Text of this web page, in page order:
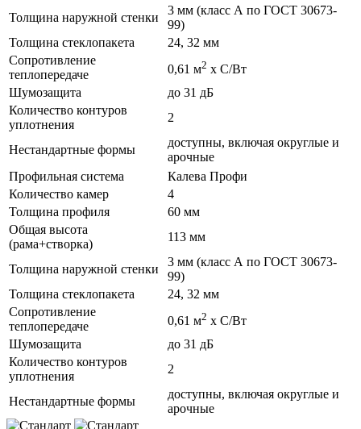
Толщина наружной стенки
3 мм (класс А по ГОСТ 30673-
99)
Толщина стеклопакета
24, 32 мм
Сопротивление
теплопередаче
0,61 м2 х С/Вт
Шумозащита
до 31 дБ
Количество контуров
уплотнения
2
Нестандартные формы
доступны, включая округлые и
арочные
Профильная система
Калева Профи
Количество камер
4
Толщина профиля
60 мм
Общая высота
(рама+створка)
113 мм
Толщина наружной стенки
3 мм (класс А по ГОСТ 30673-
99)
Толщина стеклопакета
24, 32 мм
Сопротивление
теплопередаче
0,61 м2 х С/Вт
Шумозащита
до 31 дБ
Количество контуров
уплотнения
2
Нестандартные формы
доступны, включая округлые и
арочные